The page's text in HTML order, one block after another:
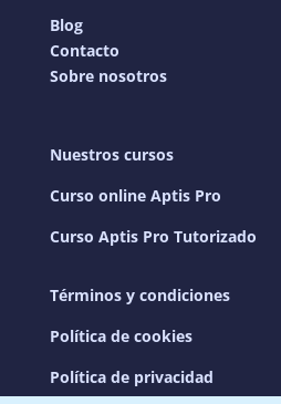
Blog
Contacto
Sobre nosotros
Nuestros cursos
Curso online Aptis Pro
Curso Aptis Pro Tutorizado
Términos y condiciones
Política de cookies
Política de privacidad